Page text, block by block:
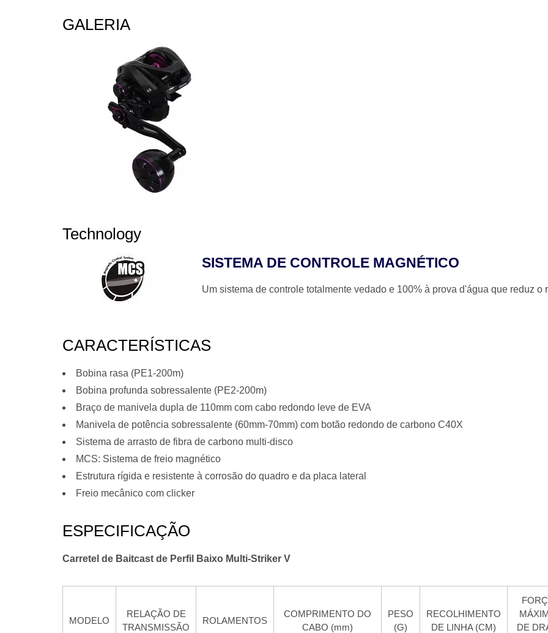
GALERIA
Technology
SISTEMA DE CONTROLE MAGNÉTICO
Um sistema de controle totalmente vedado e 100% à prova d'água que reduz
CARACTERÍSTICAS
Bobina rasa (PE1-200m)
Bobina profunda sobressalente (PE2-200m)
Braço de manivela dupla de 110mm com cabo redondo leve de EVA
Manivela de potência sobressalente (60mm-70mm) com botão redondo de carbono C40X
Sistema de arrasto de fibra de carbono multi-disco
MCS: Sistema de freio magnético
Estrutura rígida e resistente à corrosão do quadro e da placa lateral
Freio mecânico com clicker
ESPECIFICAÇÃO
Carretel de Baitcast de Perfil Baixo Multi-Striker V
MODELO
RELAÇÃO DE
TRANSMISSÃO
ROLAMENTOS
COMPRIMENTO DO
CABO (mm)
PESO
(G)
RECOLHIMENTO
DE LINHA (CM)
DE